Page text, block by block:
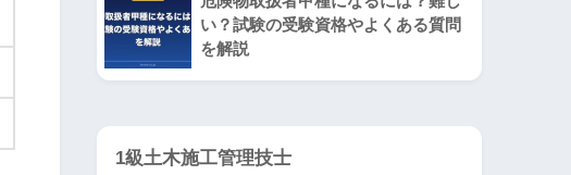
い？試験の受験資格やよくある質問
を解説
1級土木施工管理技士